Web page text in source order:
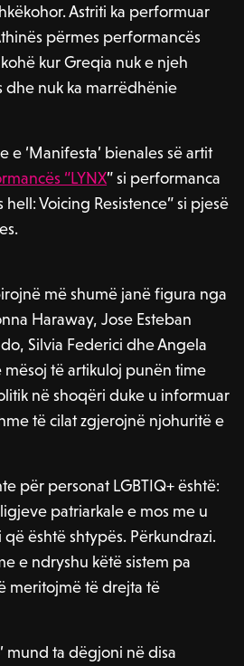
Astriti ka performuar
përmes performancës
kur Greqia nuk e njeh
dhe nuk ka marrëdhënie
e ‘Manifesta’ bienales së artit
“LYNX” si performanca
Voicing Resistence” si pjesë
më shumë janë figura nga
Haraway, Jose Esteban
Silvia Federici dhe Angela
mësoj të artikuloj punën time
në shoqëri duke u informuar
të cilat zgjerojnë njohuritë e
për personat LGBTIQ+ është:
patriarkale e mos me u
është shtypës. Përkundrazi.
e ndryshu këtë sistem pa
meritojmë të drejta të
mund ta dëgjoni në disa